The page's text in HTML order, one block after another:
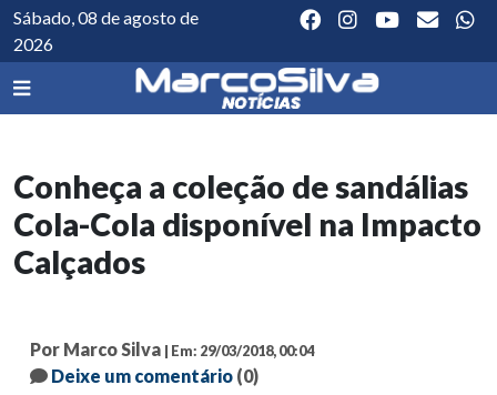
Sábado, 08 de agosto de
2026
Conheça a coleção de sandálias
Cola-Cola disponível na Impacto
Calçados
Por Marco Silva | Em: 29/03/2018, 00:04
Deixe um comentário (0)